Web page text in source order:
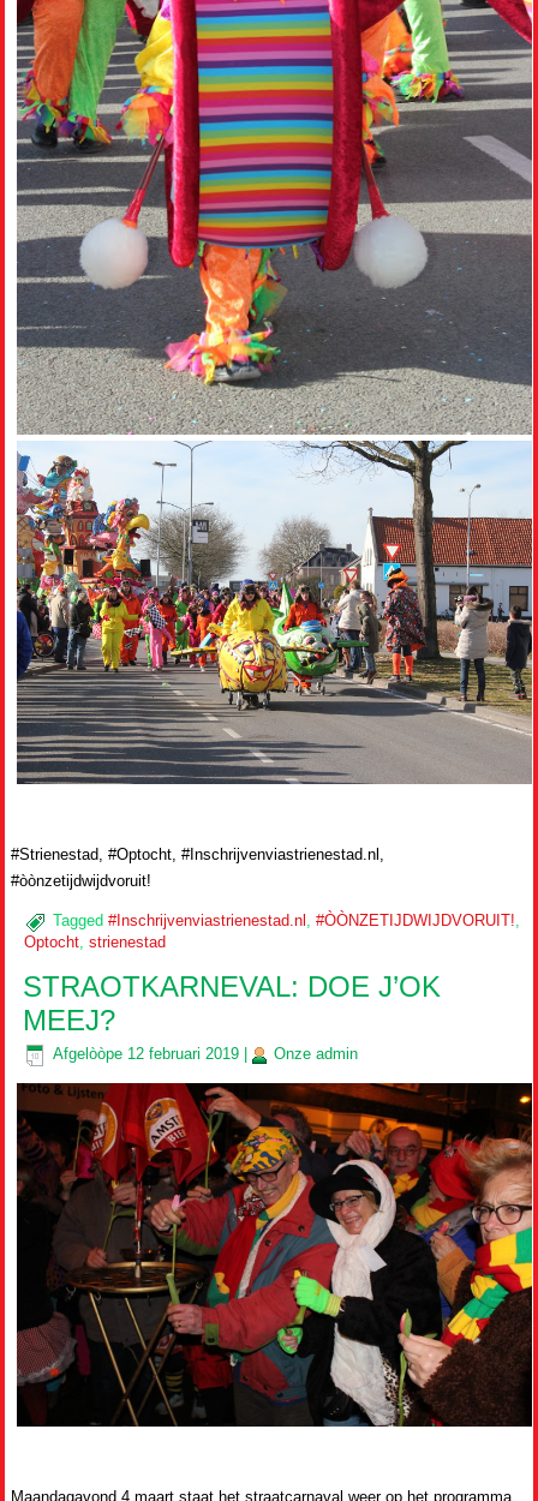
#Strienestad, #Optocht, #Inschrijvenviastrienestad.nl,
#òònzetijdwijdvoruit!
Tagged #Inschrijvenviastrienestad.nl ,#ÒÒNZETIJDWIJDVORUIT!,
Optocht ,strienestad
STRAOTKARNEVAL: DOE J’OK
MEEJ?
Afgelòòpe 12 februari 2019 Onze admin
Maandagavond 4 maart staat het straatcarnaval weer op het programma.